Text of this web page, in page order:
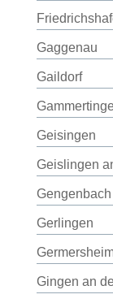
Gaggenau
Gaildorf
Geisingen
Geislingen
Gengenbach
Gerlingen
Gingen an